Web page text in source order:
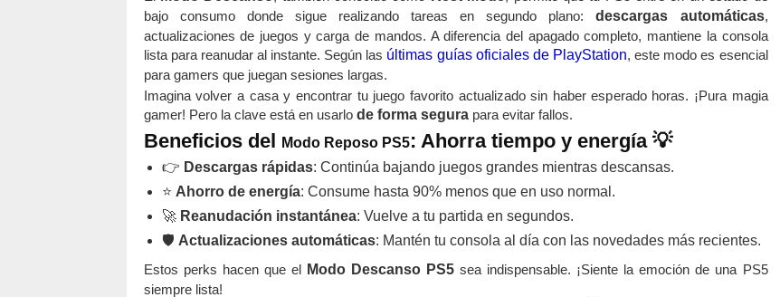
bajo consumo donde sigue realizando tareas en segundo plano:descargas automáticas,
actualizaciones de juegos y carga de mandos. A diferencia del apagado completo, mantiene la consola
lista para reanudar al instante. Según las últimas guías oficiales de PlayStation, este modo es esencial
para gamers que juegan sesiones largas.
Imagina volver a casa y encontrar tu juego favorito actualizado sin haber esperado horas. ¡Pura magia
gamer! Pero la clave está en usarlo de forma segurapara evitar fallos.
Beneficios del Modo Reposo PS5: Ahorra tiempo y energía 💡
👉 Descargas rápidas: Continúa bajando juegos grandes mientras descansas.
⭐ Ahorro de energía: Consume hasta 90% menos que en uso normal.
🚀 Reanudación instantánea: Vuelve a tu partida en segundos.
🛡️ Actualizaciones automáticas: Mantén tu consola al día con las novedades más recientes.
Estos perks hacen que el Modo Descanso PS5sea indispensable. ¡Siente la emoción de una PS5
siempre lista!